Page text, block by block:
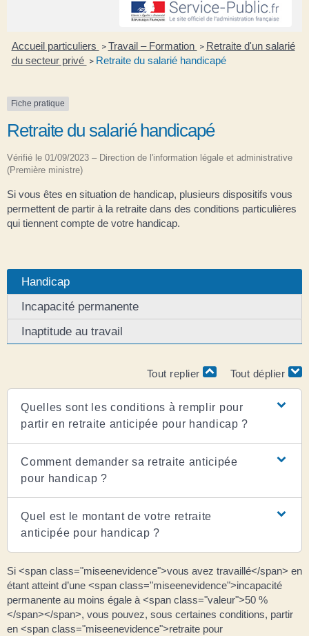
Accueil particuliers > Travail – Formation > Retraite d'un salarié
du secteur privé > Retraite du salarié handicapé
Fiche pratique
Retraite du salarié handicapé
Vérifié le 01/09/2023 – Direction de l'information légale et administrative
(Première ministre)
Si vous êtes en situation de handicap, plusieurs dispositifs vous
permettent de partir à la retraite dans des conditions particulières
qui tiennent compte de votre handicap.
Handicap
Incapacité permanente
Inaptitude au travail
Tout replier Tout déplier
Quelles sont les conditions à remplir pour
partir en retraite anticipée pour handicap ?
Comment demander sa retraite anticipée
pour handicap ?
Quel est le montant de votre retraite
anticipée pour handicap ?
Si <span class="miseenevidence">vous avez travaillé</span> en
étant atteint d’une <span class="miseenevidence">incapacité
permanente au moins égale à <span class="valeur">50 %
</span></span>, vous pouvez, sous certaines conditions, partir
en <span class="miseenevidence">retraite pour